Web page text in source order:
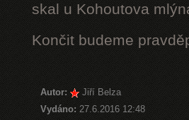
skal u Kohoutova
Končit budeme
Autor:
Jiří Belza
Vydáno: 27.6.2016 12:48